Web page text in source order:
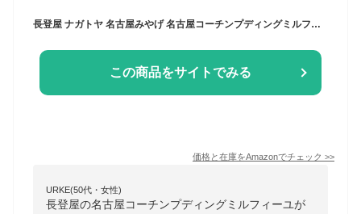
長登屋 ナガトヤ 名古屋みやげ 名古屋コーチンプディングミルフィーユ 8個入り
この商品をサイトでみる
価格と在庫をAmazonでチェック >>
URKE(50代・女性)
長登屋の名古屋コーチンプディングミルフィーユが